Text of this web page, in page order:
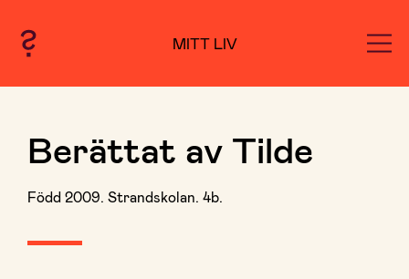
MITT LIV
Berättat av Tilde
Född 2009. Strandskolan. 4b.